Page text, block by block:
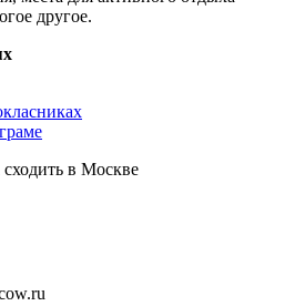
другое.
в Москве